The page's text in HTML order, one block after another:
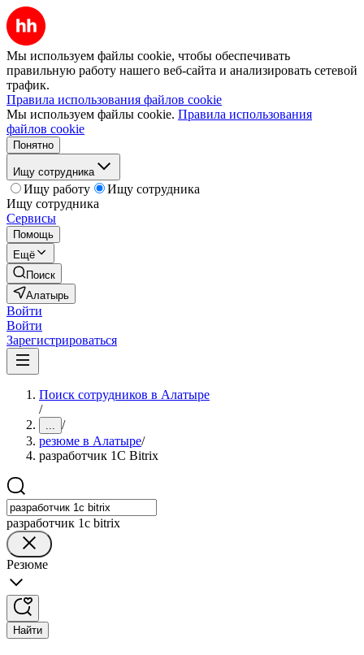
Мы используем файлы cookie, чтобы обеспечивать
правильную работу нашего веб-сайта и анализировать сетевой
трафик.
Правила использования файлов cookie
Мы используем файлы cookie. Правила использования
файлов cookie
Понятно
Ищу сотрудника
Ищу работу
Ищу сотрудника
Ищу сотрудника
Сервисы
Помощь
Ещё
Поиск
Алатырь
Войти
Войти
Зарегистрироваться
Поиск сотрудников в Алатыре
/
... /
резюме в Алатыре/
разработчик 1С Bitrix
разработчик 1с bitrix
Резюме
Найти